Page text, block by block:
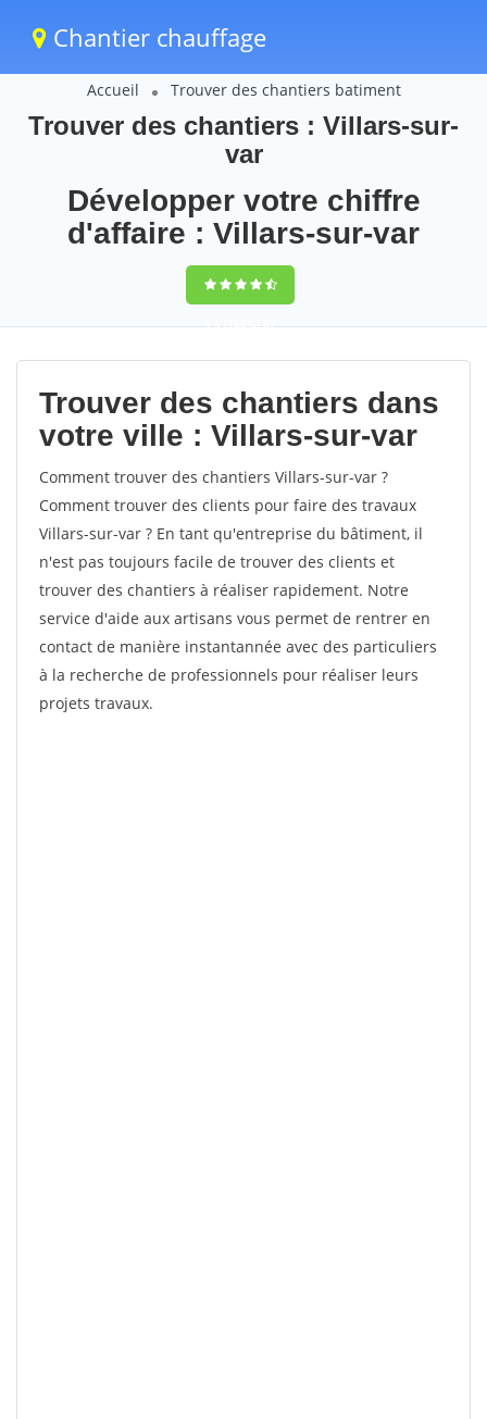
Chantier chauffage
Accueil Trouver des chantiers batiment
Trouver des chantiers : Villars-sur-
var
Développer votre chiffre
d'affaire : Villars-sur-var
9,5(100%)67
votes
Trouver des chantiers dans
votre ville : Villars-sur-var
Comment trouver des chantiers Villars-sur-var ?
Comment trouver des clients pour faire des travaux
Villars-sur-var ? En tant qu'entreprise du bâtiment, il
n'est pas toujours facile de trouver des clients et
trouver des chantiers à réaliser rapidement. Notre
service d'aide aux artisans vous permet de rentrer en
contact de manière instantannée avec des particuliers
à la recherche de professionnels pour réaliser leurs
projets travaux.